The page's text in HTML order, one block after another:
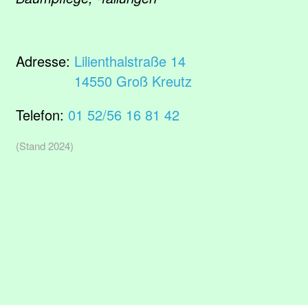
Adresse: Lilienthalstraße 14
14550 Groß Kreutz
Telefon: 01 52/56 16 81 42
(Stand 2024)